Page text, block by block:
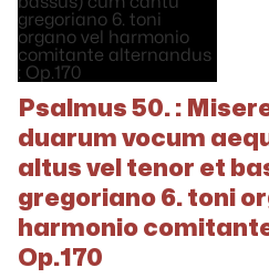
Psalmus 50. :
duarum vocum
altus vel tenor et
gregoriano 6. toni
harmonio
Op.170